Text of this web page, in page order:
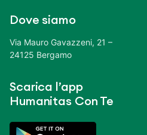
Dove siamo
Via Mauro Gavazzeni, 21 –
24125 Bergamo
Scarica l’app
Humanitas Con Te